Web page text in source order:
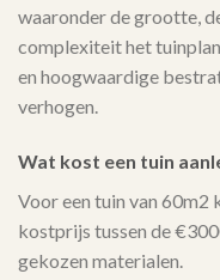
waaronder de grootte,
complexiteit het
en hoogwaardige
verhogen.
Wat kost een tuin
Voor een tuin van 60m2
kostprijs tussen de
gekozen materialen.